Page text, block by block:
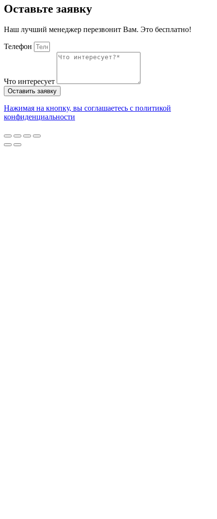
Оставьте заявку
Наш лучший менеджер перезвонит Вам. Это бесплатно!
Телефон
Что интересует
Оставить заявку
Нажимая на кнопку, вы соглашаетесь с политикой
конфиденциальности